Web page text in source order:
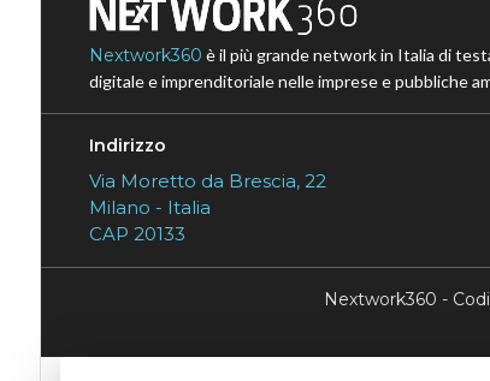
Nextwork360 è il più grande network in Italia di
digitale e imprenditoriale nelle imprese e pubbliche
Indirizzo
Via Moretto da Brescia, 22
Milano - Italia
CAP 20133
Nextwork360 -